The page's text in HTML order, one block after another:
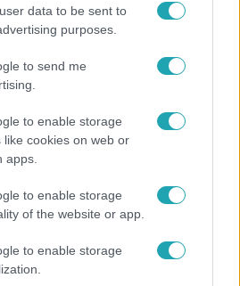
data to be sent to
purposes.
to send me
to enable storage
like cookies on web or
apps.
to enable storage
of the website or app.
to enable storage
nem jött vissza a 100%-